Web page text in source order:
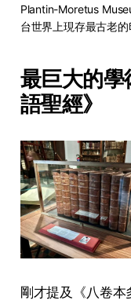
Plantin-Moretus
台世界上現存最古老
最巨大的
語聖經》
剛才提及《八卷本